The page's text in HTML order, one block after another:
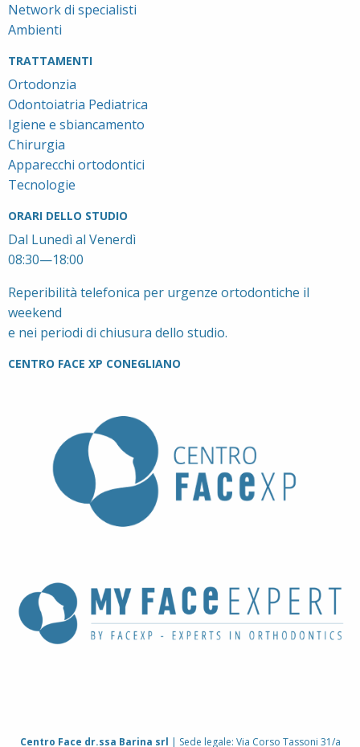
Network di specialisti
Ambienti
TRATTAMENTI
Ortodonzia
Odontoiatria Pediatrica
Igiene e sbiancamento
Chirurgia
Apparecchi ortodontici
Tecnologie
ORARI DELLO STUDIO
Dal Lunedì al Venerdì
08:30—18:00
Reperibilità telefonica per urgenze ortodontiche il
weekend
e nei periodi di chiusura dello studio.
CENTRO FACE XP CONEGLIANO
Centro Face dr.ssa Barina srl | Sede legale: Via Corso Tassoni 31/a